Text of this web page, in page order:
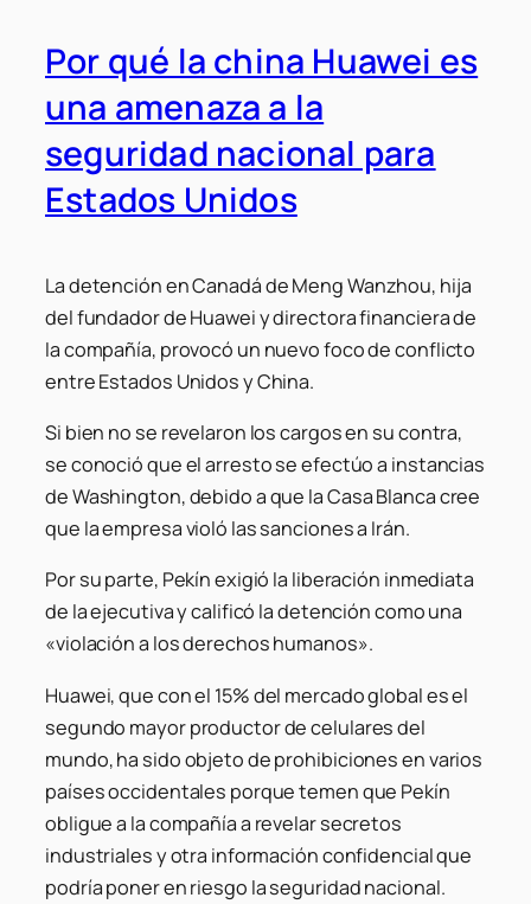
Por qué la china Huawei es
una amenaza a la
seguridad nacional para
Estados Unidos
La detención en Canadá de Meng Wanzhou, hija
del fundador de Huawei y directora financiera de
la compañía, provocó un nuevo foco de conflicto
entre Estados Unidos y China.
Si bien no se revelaron los cargos en su contra,
se conoció que el arresto se efectúo a instancias
de Washington, debido a que la Casa Blanca cree
que la empresa violó las sanciones a Irán.
Por su parte, Pekín exigió la liberación inmediata
de la ejecutiva y calificó la detención como una
«violación a los derechos humanos».
Huawei, que con el 15% del mercado global es el
segundo mayor productor de celulares del
mundo, ha sido objeto de prohibiciones en varios
países occidentales porque temen que Pekín
obligue a la compañía a revelar secretos
industriales y otra información confidencial que
podría poner en riesgo la seguridad nacional.